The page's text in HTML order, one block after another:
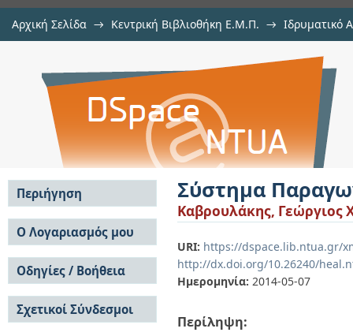
Αρχική Σελίδα → Κεντρική Βιβλιοθήκη Ε.Μ.Π. → Ιδρυματικό
Σύστημα Παραγωγής Σημάτων
Σύστημα
Καβρουλάκης, Γεώργιος
URI: https://dspace.lib.ntua.gr/
http://dx.doi.org/10.26240/
Ημερομηνία: 2014-05-07
Περίληψη:
Περιήγηση
Σε όλο το DSpace
Κοινότητες & Συλλογές
Ανά Ημερομηνία
Έκδοσης
Συγγραφείς
Τίτλοι
Θέματα
Ο Λογαριασμός μου
Σύνδεση
Εγγραφή
Οδηγίες / Βοήθεια
Οδηγίες Υποβολής
Οδηγίες Χρήσης ΙΑ
Συχνές Ερωτήσεις
Σχετικοί Σύνδεσμοι